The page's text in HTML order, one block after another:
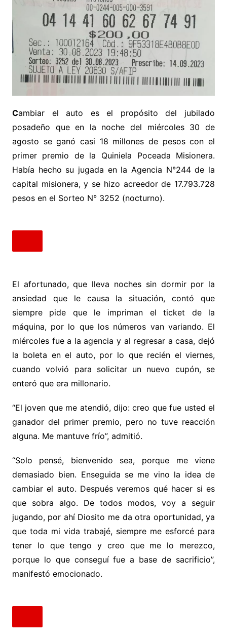
Cambiar el auto es el propósito del jubilado
posadeño que en la noche del miércoles 30 de
agosto se ganó casi 18 millones de pesos con el
primer premio de la Quiniela Poceada Misionera.
Había hecho su jugada en la Agencia N°244 de la
capital misionera, y se hizo acreedor de 17.793.728
pesos en el Sorteo N° 3252 (nocturno).
El afortunado, que lleva noches sin dormir por la
ansiedad que le causa la situación, contó que
siempre pide que le impriman el ticket de la
máquina, por lo que los números van variando. El
miércoles fue a la agencia y al regresar a casa, dejó
la boleta en el auto, por lo que recién el viernes,
cuando volvió para solicitar un nuevo cupón, se
enteró que era millonario.
“El joven que me atendió, dijo: creo que fue usted el
ganador del primer premio, pero no tuve reacción
alguna. Me mantuve frío”, admitió.
“Solo pensé, bienvenido sea, porque me viene
demasiado bien. Enseguida se me vino la idea de
cambiar el auto. Después veremos qué hacer si es
que sobra algo. De todos modos, voy a seguir
jugando, por ahí Diosito me da otra oportunidad, ya
que toda mi vida trabajé, siempre me esforcé para
tener lo que tengo y creo que me lo merezco,
porque lo que conseguí fue a base de sacrificio”,
manifestó emocionado.